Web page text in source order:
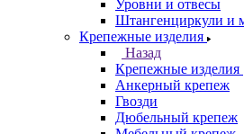
Уровни и отвесы
Штангенциркули и
Крепежные изделия
Назад
Крепежные изделия
Анкерный крепеж
Гвозди
Дюбельный крепеж